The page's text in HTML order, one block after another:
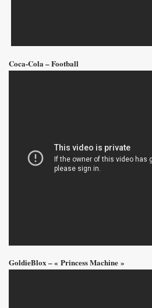
Coca-Cola – Football
GoldieBlox – « Princess Machine »